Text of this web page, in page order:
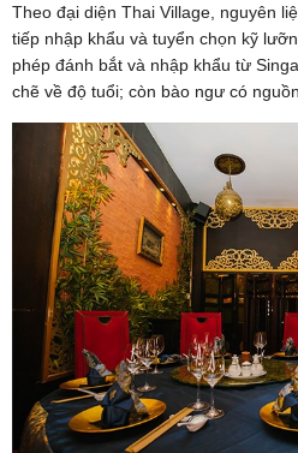
Theo đại diện Thai Village, nguyên
tiếp nhập khẩu và tuyển chọn kỹ
phép đánh bắt và nhập khẩu từ
chẽ về độ tuổi; còn bào ngư có